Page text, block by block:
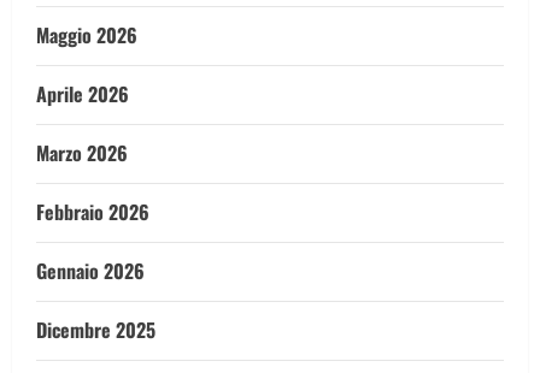
Maggio 2026
Aprile 2026
Marzo 2026
Febbraio 2026
Gennaio 2026
Dicembre 2025